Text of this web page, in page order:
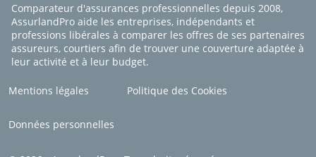
Comparateur d'assurances professionnelles depuis 2008,
AssurlandPro aide les entreprises, indépendants et
professions libérales à comparer les offres de ses partenaires
assureurs, courtiers afin de trouver une couverture adaptée à
leur activité et à leur budget.
Mentions légales Politique des Cookies
Données personnelles